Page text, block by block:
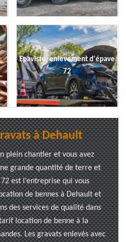
Epaviste, enlevement d'épave
72
à Dehault
plein chantier et vous avez
grande quantité de terre et
est l’entreprise qui vous
de bennes à Dehault et
des services de qualité dans
location de benne à la
Les gravats enlevés avec